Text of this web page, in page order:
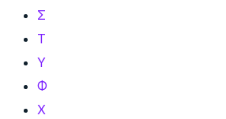
Σ
Τ
Υ
Φ
Χ